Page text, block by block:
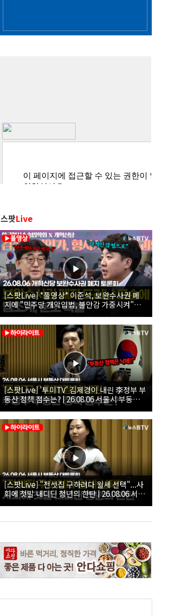
스팟Live
[스팟Live] *풀영상* 이준석, 보완수사권 폐
지에 "민주당 개악입법, 불안감 가중시켜"｜
26.08.06 개혁신당 보완수사권 폐지 토론회
[스팟Live] '투미TV' 김제경이 내린 李정부 부
동산 정책 점수는? | 26.08.06 서울시 부동산
대토론회
[스팟Live] "전셋집 구하려다 월세 선택"...사
회에 첫발 내디딘 청년의 한탄 | 26.08.06 서울
시 부동산 대토론회